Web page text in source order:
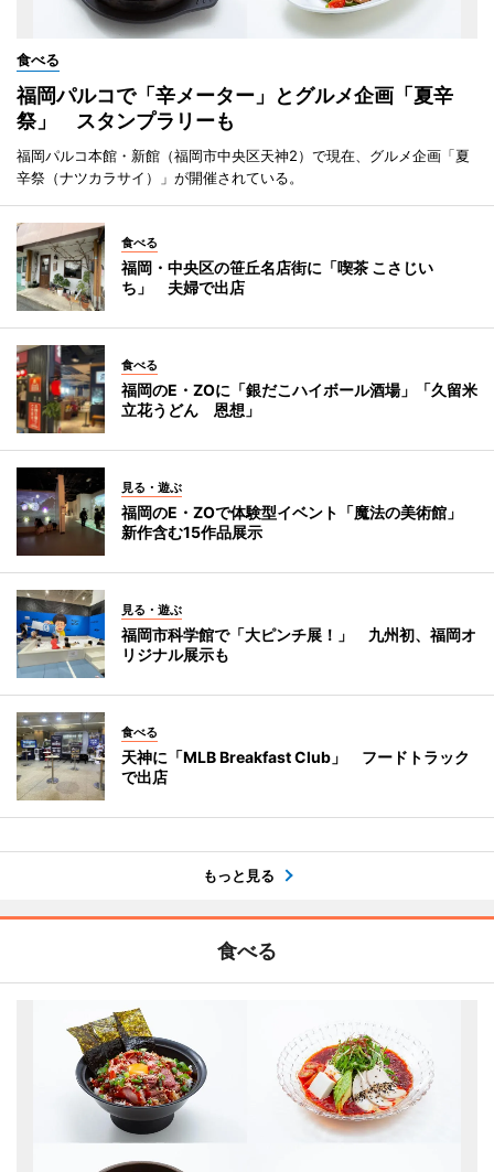
食べる
福岡パルコで「辛メーター」とグルメ企画「夏辛
祭」 スタンプラリーも
福岡パルコ本館・新館（福岡市中央区天神2）で現在、グルメ企画「夏
辛祭（ナツカラサイ）」が開催されている。
食べる
福岡・中央区の笹丘名店街に「喫茶 こさじい
ち」 夫婦で出店
食べる
福岡のE・ZOに「銀だこハイボール酒場」「久留米
立花うどん 恩想」
見る・遊ぶ
福岡のE・ZOで体験型イベント「魔法の美術館」
新作含む15作品展示
見る・遊ぶ
福岡市科学館で「大ピンチ展！」 九州初、福岡オ
リジナル展示も
食べる
天神に「MLB Breakfast Club」 フードトラック
で出店
もっと見る
食べる